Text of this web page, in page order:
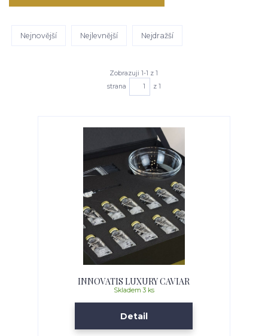
Nejnovější Nejlevnější Nejdražší
Zobrazuji 1-1 z 1
strana
z 1
INNOVATIS LUXURY CAVIAR
Skladem 3 ks
Detail